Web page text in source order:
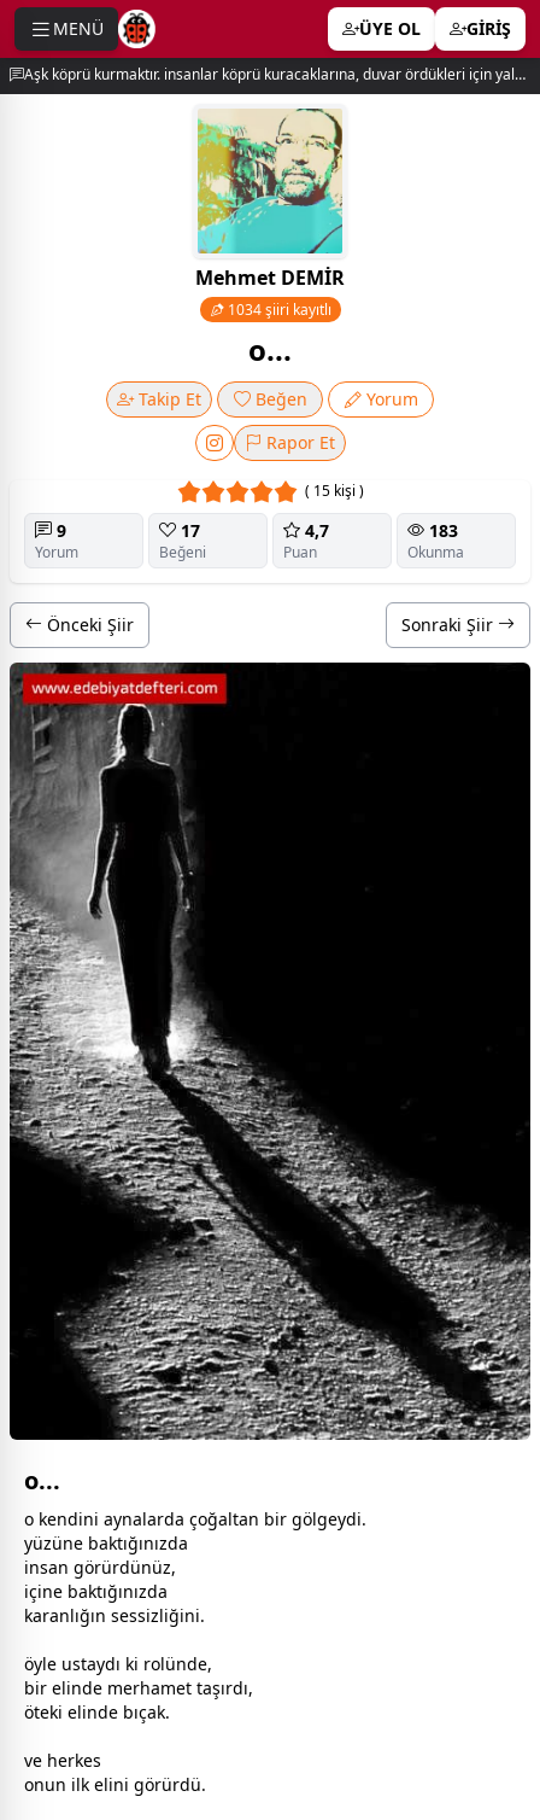
MENÜ ÜYE OL GİRİŞ
Aşk köprü kurmaktır. insanlar köprü kuracaklarına, duvar ördükleri için yalnız kalırlar. newton
Mehmet DEMİR
1034 şiiri kayıtlı
o...
Takip Et Beğen
Yorum
Rapor Et
( 15 kişi )
9
Yorum
17
Beğeni
4,7
Puan
183
Okunma
Önceki Şiir Sonraki Şiir
o...
o kendini aynalarda çoğaltan bir gölgeydi.
yüzüne baktığınızda
insan görürdünüz,
içine baktığınızda
karanlığın sessizliğini.
öyle ustaydı ki rolünde,
bir elinde merhamet taşırdı,
öteki elinde bıçak.
ve herkes
onun ilk elini görürdü.
menu